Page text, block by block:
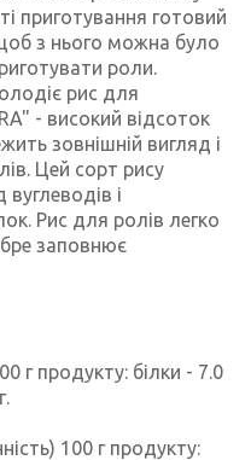
приготування готовий
з нього можна було
роли.
рис для
- високий відсоток
зовнішній вигляд і
Цей сорт рису
і
Рис для ролів легко
заповнює
г продукту: білки - 7.0
100 г продукту: